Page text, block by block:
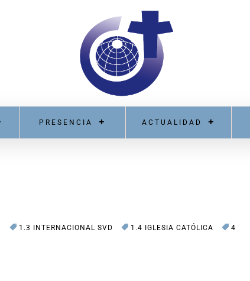
PRESENCIA ACTUALIDAD
1.3 INTERNACIONAL SVD 1.4 IGLESIA CATÓLICA
4